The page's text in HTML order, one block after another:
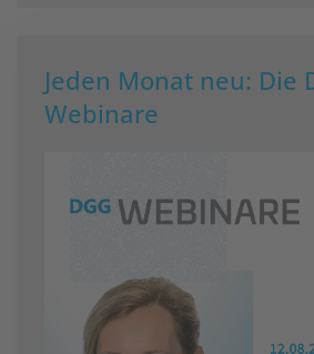
Jeden Monat neu: Die
Webinare